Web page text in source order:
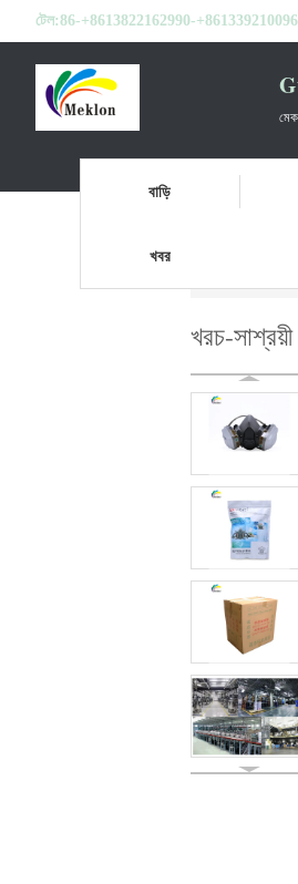
টেল:86-+8613822162990-
বাড়ি
খবর
খরচ-